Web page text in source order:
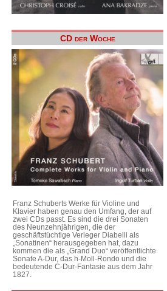
CD der Woche
Franz Schuberts Werke für Violine und
Klavier haben genau den Umfang, der auf
zwei CDs passt. Es sind die drei Sonaten
des Neunzehnjährigen, die der
geschäftstüchtige Verleger Diabelli als
„Sonatinen“ herausgegeben hat, dazu
kommen die als „Grand Duo“ veröffentlichte
Sonate A-Dur, das h-Moll-Rondo und die
bedeutende C-Dur-Fantasie aus dem Jahr
1827.